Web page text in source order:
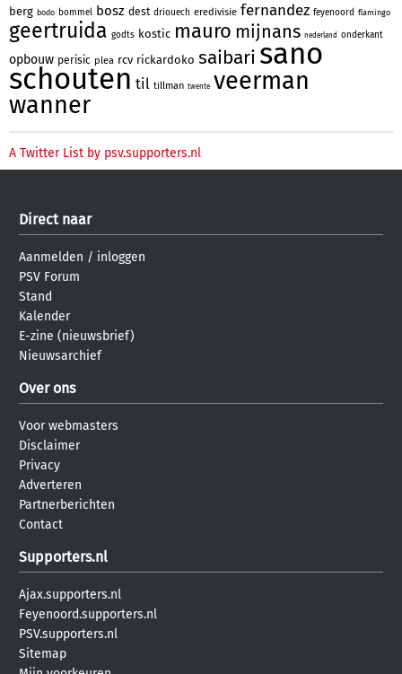
berg bodo bommel bosz dest driouech eredivisie fernandez feyenoord flamingo
geertruida godts kostic mauro mijnans nederland onderkant
opbouw perisic plea rcv rickardoko saibari sano
schouten til tillman twente veerman
wanner
A Twitter List by psv.supporters.nl
Direct naar
Aanmelden / inloggen
PSV Forum
Stand
Kalender
E-zine (nieuwsbrief)
Nieuwsarchief
Over ons
Voor webmasters
Disclaimer
Privacy
Adverteren
Partnerberichten
Contact
Supporters.nl
Ajax.supporters.nl
Feyenoord.supporters.nl
PSV.supporters.nl
Sitemap